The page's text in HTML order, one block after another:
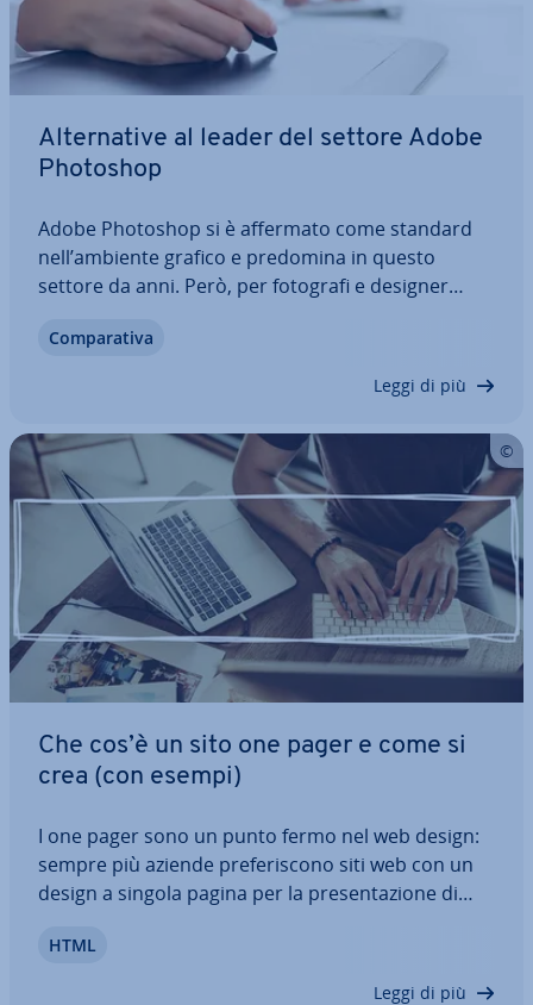
Al­ter­na­ti­ve al leader del settore Adobe
Photoshop
Adobe Photoshop si è affermato come standard
nell’ambiente grafico e predomina in questo
settore da anni. Però, per fotografi e designer
spesso difficile per via delle sue in­nu­me­re­vo­li
Com­pa­ra­ti­va
Leggi di più
Che cos’è un sito one pager e come si
crea (con esempi)
I one pager sono un punto fermo nel web design:
sempre più aziende pre­fe­ri­sco­no siti web con un
design a singola pagina per la pre­sen­ta­zio­ne di
men­to e ad altri elementi nel contenuto, si può
HTML
Leggi di più